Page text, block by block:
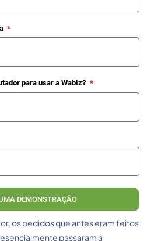
para usar a Wabiz?
DEMONSTRAÇÃO
os pedidos que antes eram feitos
passaram a